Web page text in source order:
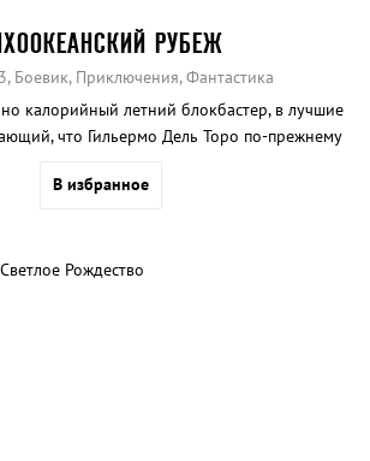
РУБЕЖ
Боевик, Приключения, Фантастика
калорийный летний блокбастер, в лучшие
что Гильермо Дель Торо по-прежнему
В избранное